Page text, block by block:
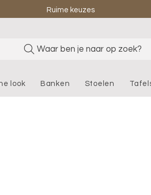
Ruime keuzes
Waar ben je naar op zoek?
look Banken Stoelen